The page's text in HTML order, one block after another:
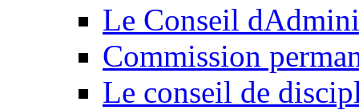
Le Conseil
Commission
Le conseil de